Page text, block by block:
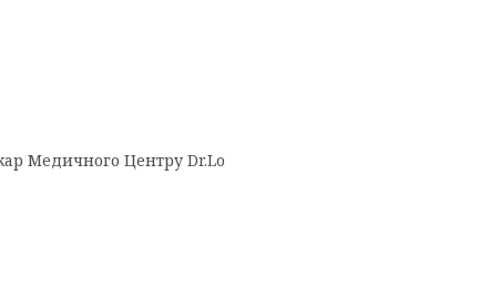
Медичного Центру Dr.Lo